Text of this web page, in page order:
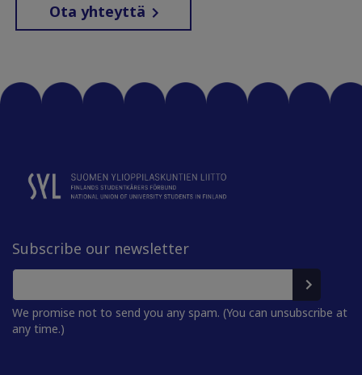
Ota yhteyttä
Subscribe our newsletter
We promise not to send you any spam. (You can unsubscribe at
any time.)